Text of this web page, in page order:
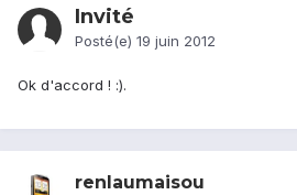
Invité
Posté(e) 19 juin 2012
Ok d'accord ! :).
renlaumaisou